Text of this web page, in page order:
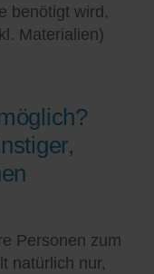
benötigt wird,
Materialien)
Personen zum
natürlich nur,